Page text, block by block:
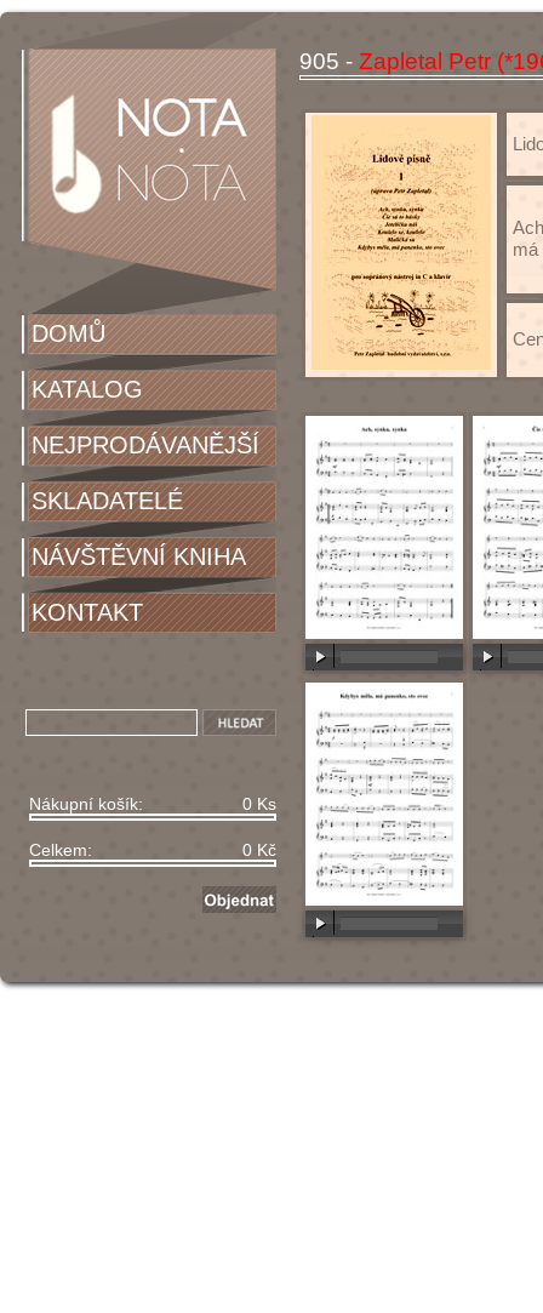
DOMŮ
KATALOG
NEJPRODÁVANĚJŠÍ
SKLADATELÉ
NÁVŠTĚVNÍ KNIHA
KONTAKT
Nákupní košík: 0 Ks
Celkem: 0 Kč
905 - Zapletal Petr
má
00:00/00:00